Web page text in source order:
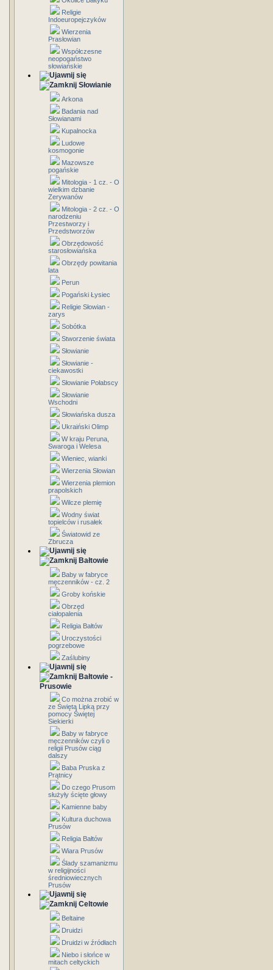
Religie
Indoeuropejczyków
Wierzenia
Prasłowian
Współczesne
neopogaństwo
słowiańskie
Słowianie
Arkona
Badania nad
Słowianami
Kupalnocka
Ludowe
kosmogonie
Mazowsze
pogańskie
Mitologia - 1 cz. - O
wielkim dzbanie
Zerywanów
Mitologia - 2 cz. - O
narodzeniu
Przestworzy i
Przedstworzów
Obrzędowość
starosłowiańska
Obrzędy powitania
lata
Perun
Pogański Łysiec
Religie Słowian -
zarys
Sobótka
Stworzenie świata
Słowianie
Słowianie -
ciekawostki
Słowianie Połabscy
Słowianie
Wschodni
Słowiańska dusza
Ukraiński Olimp
W kraju Peruna,
Swaroga i Welesa
Wieniec, wianki
Wierzenia Słowian
Wierzenia plemion
prapolskich
Wilcze plemię
Wodny świat
topielców i rusałek
Światowid ze
Zbrucza
Bałtowie
Baby w fabryce
męczenników - cz. 2
Groby końskie
Obrzęd
ciałopalenia
Religia Bałtów
Uroczystości
pogrzebowe
Zaślubiny
Bałtowie -
Prusowie
Co można zrobić w
ze Świętą Lipką przy
pomocy Świętej
Siekierki
Baby w fabryce
męczenników czyli o
religii Prusów ciąg
dalszy
Baba Pruska z
Prątnicy
Do czego Prusom
służyły ścięte głowy
Kamienne baby
Kultura duchowa
Prusów
Religia Bałtów
Wiara Prusów
Ślady szamanizmu
w religijności
średniowiecznych
Prusów
Celtowie
Beltaine
Druidzi
Druidzi w źródłach
Niebo i słońce w
mitach celtyckich